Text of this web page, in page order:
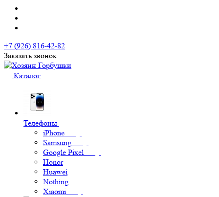
+7 (926) 816-42-82
Заказать звонок
Каталог
Телефоны
iPhone
Samsung
Google Pixel
Honor
Huawei
Nothing
Xiaomi